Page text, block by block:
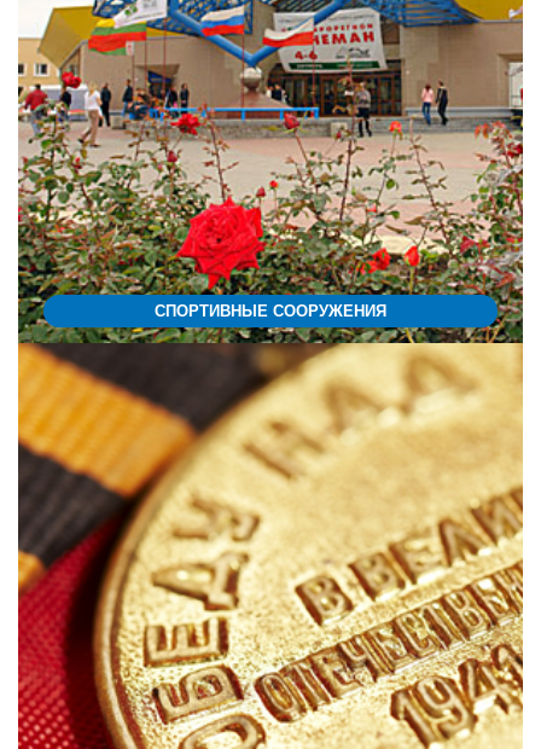
СПОРТИВНЫЕ СООРУЖЕНИЯ